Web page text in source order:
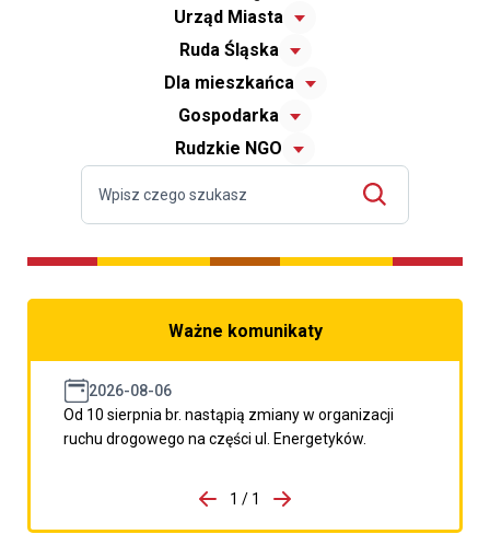
Urząd Miasta
Ruda Śląska
Dla mieszkańca
Gospodarka
Rudzkie NGO
Ważne komunikaty
2026-08-06
Od 10 sierpnia br. nastąpią zmiany w organizacji
ruchu drogowego na części ul. Energetyków.
porzpedniego komunikatu
1 / 1
Przejdź do następnego